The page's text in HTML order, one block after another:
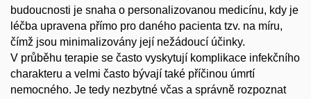
budoucnosti je snaha o personalizovanou medicínu, kdy je
léčba upravena přímo pro daného pacienta tzv. na míru,
čímž jsou minimalizovány její nežádoucí účinky.
V průběhu terapie se často vyskytují komplikace infekčního
charakteru a velmi často bývají také příčinou úmrtí
nemocného. Je tedy nezbytné včas a správně rozpoznat